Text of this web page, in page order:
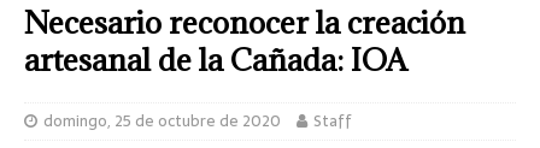
Necesario reconocer la creación
artesanal de la Cañada: IOA
domingo, 25 de octubre de 2020 Staff